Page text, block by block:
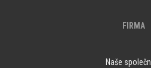
FIRMA
Naše